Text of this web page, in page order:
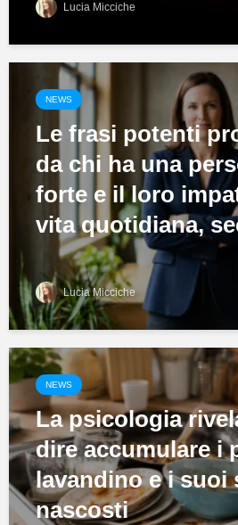
Lucia Micciche
NEWS
Le frasi potenti
da chi ha una
forte e il loro
vita quotidiana,
Lucia Micciche
NEWS
La psicologia
dire accumulare i
lavandino e i suoi
nascosti